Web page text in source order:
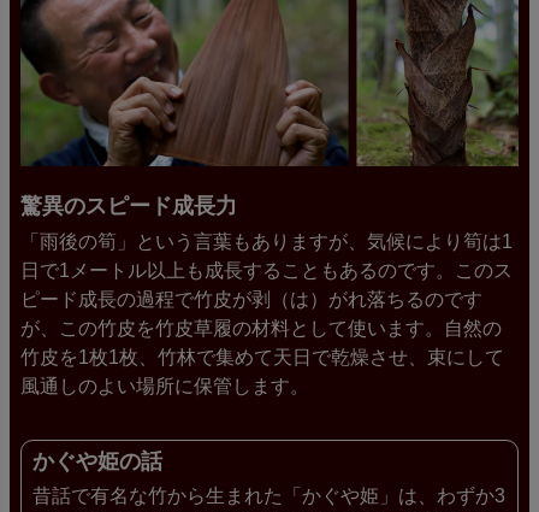
驚異のスピード成長力
「雨後の筍」という言葉もありますが、気候により筍は1
日で1メートル以上も成長することもあるのです。このス
ピード成長の過程で竹皮が剥（は）がれ落ちるのです
が、この竹皮を竹皮草履の材料として使います。自然の
竹皮を1枚1枚、竹林で集めて天日で乾燥させ、束にして
風通しのよい場所に保管します。
かぐや姫の話
昔話で有名な竹から生まれた「かぐや姫」は、わずか3